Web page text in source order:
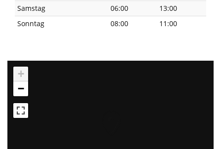
Samstag
06:00
13:00
Sonntag
08:00 11:00
+
−